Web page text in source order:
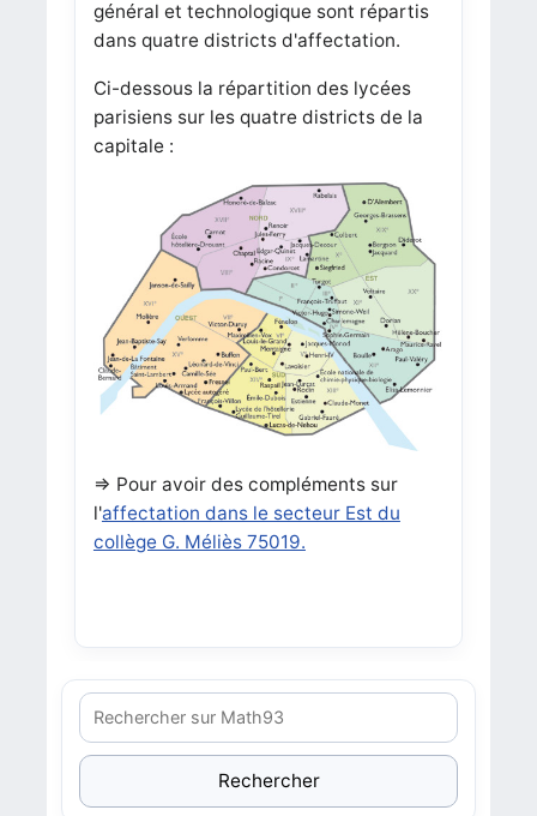
général et technologique sont répartis
dans quatre districts d'affectation.
Ci-dessous la répartition des lycées
parisiens sur les quatre districts de la
capitale :
=> Pour avoir des compléments sur
l'affectation dans le secteur Est du
collège G. Méliès 75019.
Rechercher